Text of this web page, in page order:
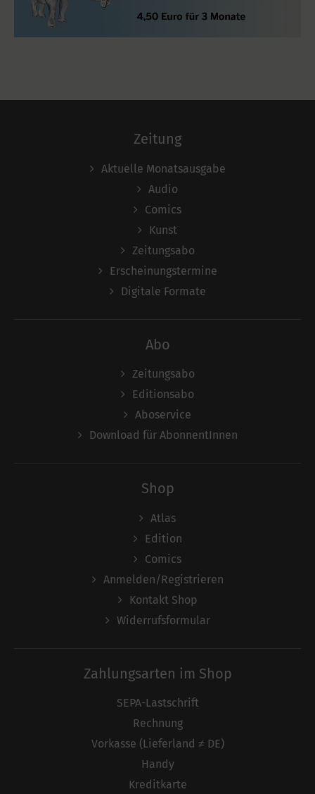
Zeitung
Aktuelle Monatsausgabe
Audio
Comics
Kunst
Zeitungsabo
Erscheinungstermine
Digitale Formate
Abo
Zeitungsabo
Editionsabo
Aboservice
Download für AbonnentInnen
Shop
Atlas
Edition
Comics
Anmelden/Registrieren
Kontakt Shop
Widerrufsformular
Zahlungsarten im Shop
SEPA-Lastschrift
Rechnung
Vorkasse (Lieferland ≠ DE)
Handy
Kreditkarte